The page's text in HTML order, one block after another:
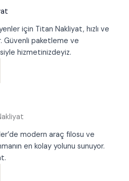
için Titan Nakliyat, hızlı ve
Güvenli paketleme ve
hizmetinizdeyiz.
modern araç filosu ve
en kolay yolunu sunuyor.